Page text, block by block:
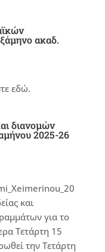
ακαδ.
εδώ.
διανομών
2025-26
και
για το
Τετάρτη 15
την Τετάρτη